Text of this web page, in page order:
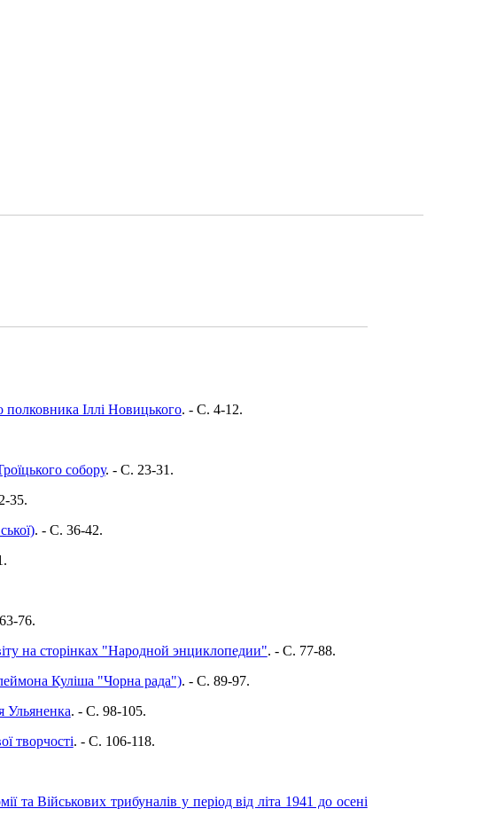
Іллі Новицького. - C. 4-12.
собору. - C. 23-31.
35.
. - C. 36-42.
76.
на сторінках "Народной энциклопедии". - C. 77-88.
Куліша "Чорна рада"). - C. 89-97.
Ульяненка. - C. 98-105.
творчості. - C. 106-118.
та Військових трибуналів у період від літа 1941 до осені